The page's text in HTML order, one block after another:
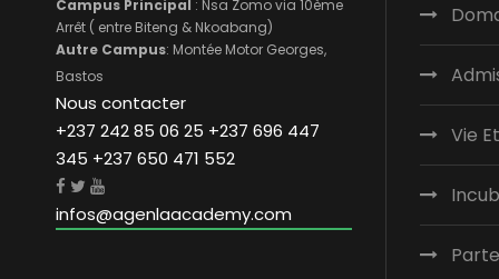
Campus Principal : Nsa Zomo via 10ème
Arrêt ( entre Biteng & Nkoabang)
Autre Campus: Montée Motor Georges,
Bastos
Nous contacter
+237 242 85 06 25 +237 696 447
345 +237 650 471 552
infos@agenlaacademy.com
Vie